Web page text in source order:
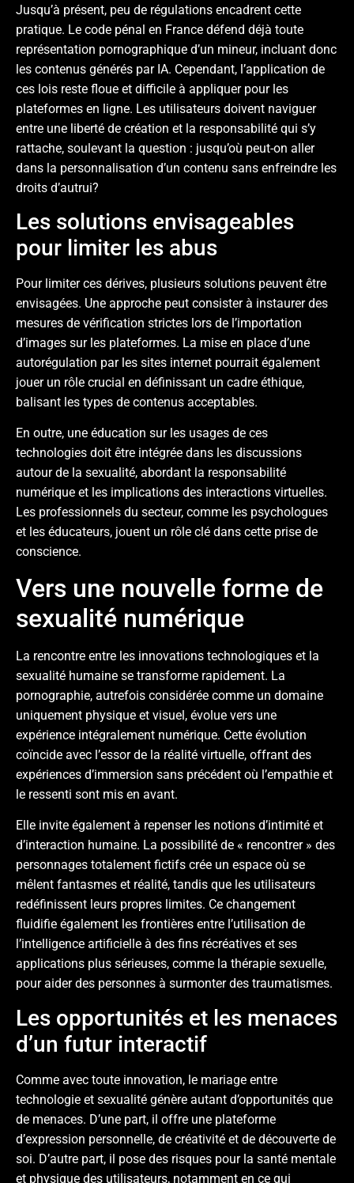
Jusqu’à présent, peu de régulations encadrent cette
pratique. Le code pénal en France défend déjà toute
représentation pornographique d’un mineur, incluant donc
les contenus générés par IA. Cependant, l’application de
ces lois reste floue et difficile à appliquer pour les
plateformes en ligne. Les utilisateurs doivent naviguer
entre une liberté de création et la responsabilité qui s’y
rattache, soulevant la question : jusqu’où peut-on aller
dans la personnalisation d’un contenu sans enfreindre les
droits d’autrui?
Les solutions envisageables
pour limiter les abus
Pour limiter ces dérives, plusieurs solutions peuvent être
envisagées. Une approche peut consister à instaurer des
mesures de vérification strictes lors de l’importation
d’images sur les plateformes. La mise en place d’une
autorégulation par les sites internet pourrait également
jouer un rôle crucial en définissant un cadre éthique,
balisant les types de contenus acceptables.
En outre, une éducation sur les usages de ces
technologies doit être intégrée dans les discussions
autour de la sexualité, abordant la responsabilité
numérique et les implications des interactions virtuelles.
Les professionnels du secteur, comme les psychologues
et les éducateurs, jouent un rôle clé dans cette prise de
conscience.
Vers une nouvelle forme de
sexualité numérique
La rencontre entre les innovations technologiques et la
sexualité humaine se transforme rapidement. La
pornographie, autrefois considérée comme un domaine
uniquement physique et visuel, évolue vers une
expérience intégralement numérique. Cette évolution
coïncide avec l’essor de la réalité virtuelle, offrant des
expériences d’immersion sans précédent où l’empathie et
le ressenti sont mis en avant.
Elle invite également à repenser les notions d’intimité et
d’interaction humaine. La possibilité de « rencontrer » des
personnages totalement fictifs crée un espace où se
mêlent fantasmes et réalité, tandis que les utilisateurs
redéfinissent leurs propres limites. Ce changement
fluidifie également les frontières entre l’utilisation de
l’intelligence artificielle à des fins récréatives et ses
applications plus sérieuses, comme la thérapie sexuelle,
pour aider des personnes à surmonter des traumatismes.
Les opportunités et les menaces
d’un futur interactif
Comme avec toute innovation, le mariage entre
technologie et sexualité génère autant d’opportunités que
de menaces. D’une part, il offre une plateforme
d’expression personnelle, de créativité et de découverte de
soi. D’autre part, il pose des risques pour la santé mentale
et physique des utilisateurs, notamment en ce qui